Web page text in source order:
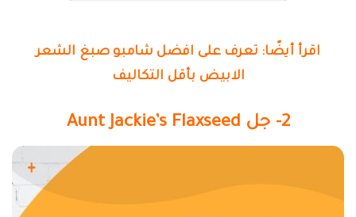
اقرأ أيضًا: تعرف على افضل شامبو صبغ الشعر
الابيض بأقل التكاليف
2- جل Aunt Jackie’s Flaxseed